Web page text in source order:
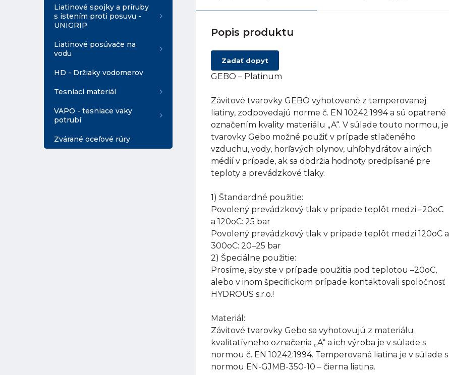
Liatinové spojky a príruby
s istením proti posuvu -
UNIGRIP
Liatinové posúvače na
vodu
HD - Držiaky vodomerov
Tesniaci materiál
VAPO - tesniace vaky
potrubí
Zvárané oceľové rúry
Popis produktu
Zadať dopyt
GEBO – Platinum
Závitové tvarovky GEBO vyhotovené z temperovanej
liatiny, zodpovedajú norme č. EN 10242:1994 a sú opatrené
označením kvality materiálu „A“. V súlade touto normou, je
tvarovky Gebo možné použiť v prípade stlačeného
vzduchu, vody, horľavých plynov, uhľohydrátov a iných
médií v prípade, ak sa dodržia hodnoty predpísané pre
teploty a prevádzkové tlaky.
1) Štandardné použitie:
Povolený prevádzkový tlak v prípade teplôt medzi –20oC
a 120oC: 25 bar
Povolený prevádzkový tlak v prípade teplôt medzi 120oC a
300oC: 20–25 bar
2) Špeciálne použitie:
Prosíme, aby ste v prípade použitia pod teplotou –20oC,
alebo v inom špecifickom prípade kontaktovali spoločnosť
HYDROUS s.r.o.!
Materiál:
Závitové tvarovky Gebo sa vyhotovujú z materiálu
kvalitatívneho označenia „A“ a ich výroba je v súlade s
normou č. EN 10242:1994. Temperovaná liatina je v súlade s
normou EN-GJMB-350-10 – čierna liatina.